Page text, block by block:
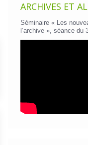
ARCHIVES ET
Séminaire « Les
l’archive », séance du